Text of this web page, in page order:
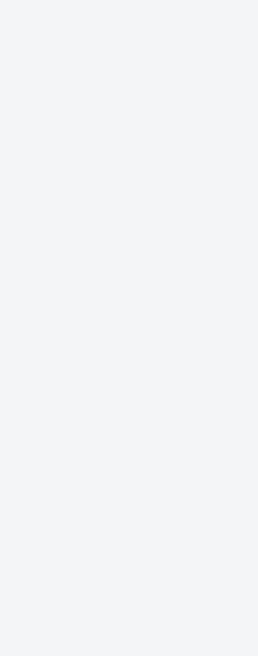
ou autres représentants
votre nom aient lu et
Conditions Générales et
Supplémentaires, et
ci. VEUILLEZ LIRE ET
ATTENTIVEMENT LES
L’ACCORD AVANT DE
PAR CES CONDITIONS.
utiliser les services de
Propriété
Sauf indication contraire,
droits de propriété
site Web soumis à la
vous accordons aucun
sur nos droits de
vous pourriez avoir accès